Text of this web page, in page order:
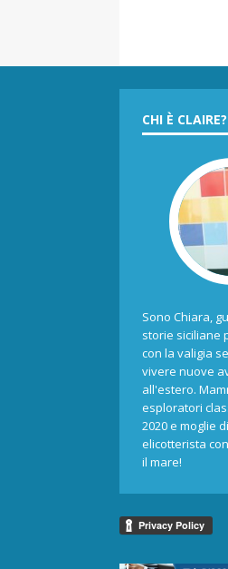
CHI È CLAIRE?
Sono Chiara,
storie siciliane
con la valigia
vivere nuove
all'estero.
esploratori
2020 e moglie
elicotterista
il mare!